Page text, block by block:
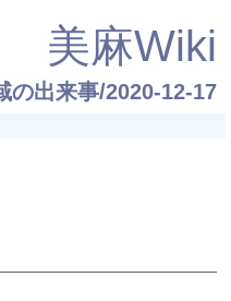
美麻Wiki
出来事/2020-12-17